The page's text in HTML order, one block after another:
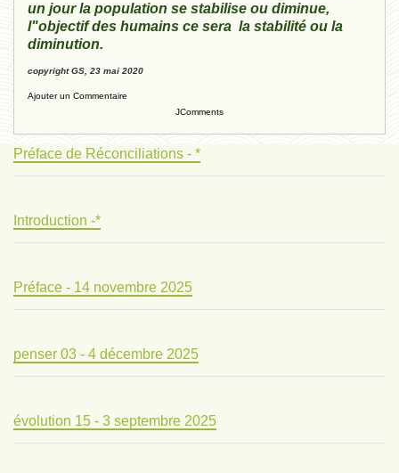
un jour la population se stabilise ou diminue,
l"objectif des humains ce sera la stabilité ou la
diminution.
copyright GS, 23 mai 2020
Ajouter un Commentaire
JComments
Préface de Réconciliations - *
Introduction -*
Préface - 14 novembre 2025
penser 03 - 4 décembre 2025
évolution 15 - 3 septembre 2025